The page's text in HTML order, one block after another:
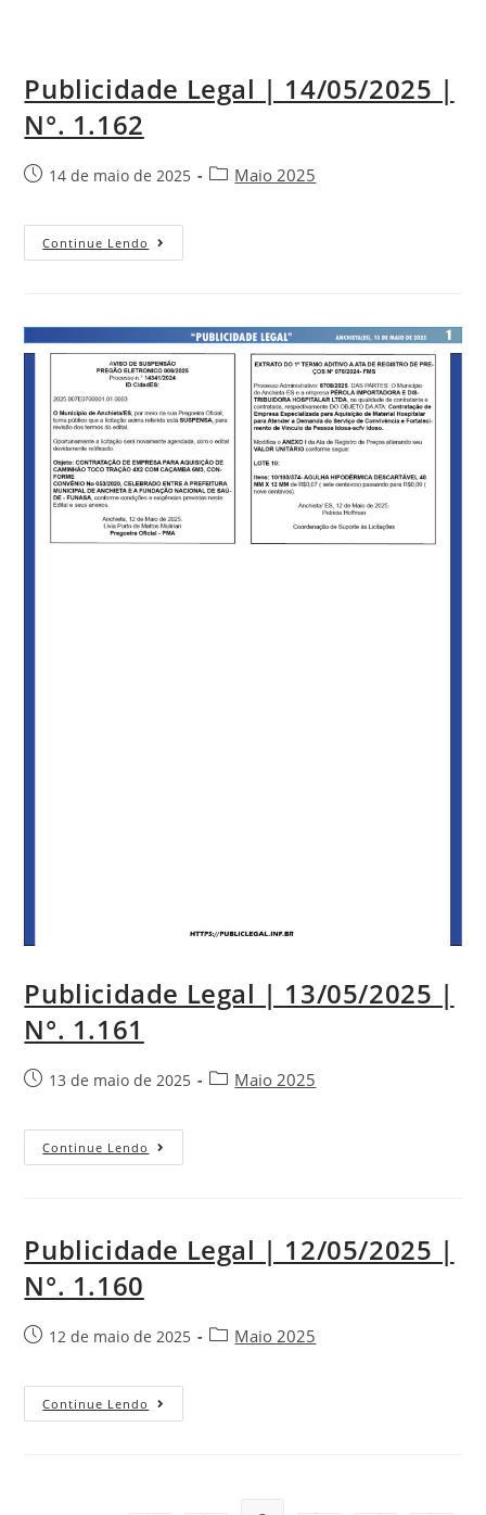
Publicidade Legal | 14/05/2025 |
N°. 1.162
14 de maio de 2025 Maio 2025
Continue Lendo
Publicidade Legal | 13/05/2025 |
N°. 1.161
13 de maio de 2025 Maio 2025
Continue Lendo
Publicidade Legal | 12/05/2025 |
N°. 1.160
12 de maio de 2025 Maio 2025
Continue Lendo